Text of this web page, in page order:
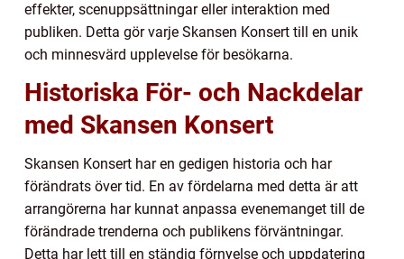
effekter, scenuppsättningar eller interaktion med
publiken. Detta gör varje Skansen Konsert till en unik
och minnesvärd upplevelse för besökarna.
Historiska För- och Nackdelar
med Skansen Konsert
Skansen Konsert har en gedigen historia och har
förändrats över tid. En av fördelarna med detta är att
arrangörerna har kunnat anpassa evenemanget till de
förändrade trenderna och publikens förväntningar.
Detta har lett till en ständig förnyelse och uppdatering